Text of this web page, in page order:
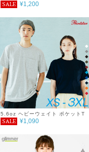
ース キッズ 吸汗速乾 DRY シンプ
ダンス ウォーキング フィットネス
ジム トレーニング 介護 運動会 服
4.4オンス SALE ％OFF アウトド
ア キャンプ 海 フェス キャンプ レ
ジャー 春 夏 秋 冬 秋ファッション
GLIMMER グリマー ドライロング
スリーブTシャツ
SALE ¥1,200
5.6oz ヘビーウェイト ポケットT
シャツ
SALE ¥1,090